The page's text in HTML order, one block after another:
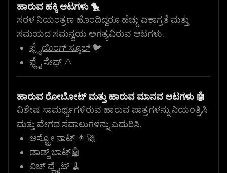
ಹಾರುವ ಹಕ್ಕಿ ಆಟಗಳು 🐤
ಸರಳ ನಿಯಂತ್ರಣ ಹೊಂದಿದ್ದರೂ ಹೆಚ್ಚು ಏಕಾಗ್ರತೆ ಮತ್ತು
ಸಮಯದ ಸಮನ್ವಯ ಅಗತ್ಯವಿರುವ ಆಟಗಳು.
ಫ್ಲೈಯಿಂಗ್ ಸ್ಕೂಲ್ 🐦
ಫ್ಲೈ ಸೇಫ್ ⚠️
ಹಾರುವ ರೋಬೋಟ್ ಮತ್ತು ಹಾರುವ ಮಾನವ ಆಟಗಳು 🤖
ವಿಶೇಷ ಸಾಮರ್ಥ್ಯಗಳಿರುವ ಹಾರುವ ಪಾತ್ರಗಳನ್ನು ನಿಯಂತ್ರಿಸಿ
ಮತ್ತು ವೇಗದ ಸವಾಲುಗಳನ್ನು ಎದುರಿಸಿ.
ಆಸ್ಟ್ರೋ ನಾಟ್ 👨‍🚀
ಡಾಡ್ಜ್ ಬಾಟ್🤖
ವಿಚ್ ಫ್ಲೈಟ್ 🧹